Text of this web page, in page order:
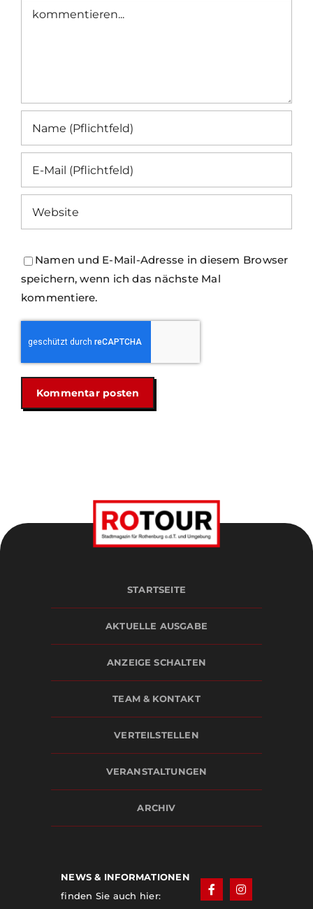
Kommentar
Namen und E-Mail-Adresse in diesem Browser
speichern, wenn ich das nächste Mal
kommentiere.
STARTSEITE
AKTUELLE AUSGABE
ANZEIGE SCHALTEN
TEAM & KONTAKT
VERTEILSTELLEN
VERANSTALTUNGEN
ARCHIV
NEWS & INFORMATIONEN
finden Sie auch hier: